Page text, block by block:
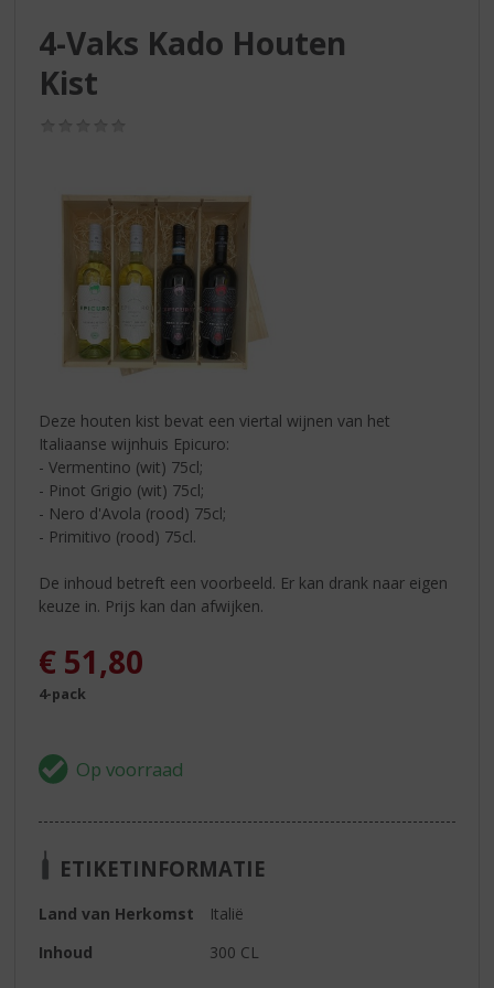
4-Vaks Kado Houten
Kist
Deze houten kist bevat een viertal wijnen van het
Italiaanse wijnhuis Epicuro:
- Vermentino (wit) 75cl;
- Pinot Grigio (wit) 75cl;
- Nero d'Avola (rood) 75cl;
- Primitivo (rood) 75cl.
De inhoud betreft een voorbeeld. Er kan drank naar eigen
keuze in. Prijs kan dan afwijken.
€ 51,80
4-pack
ETIKETINFORMATIE
Land van Herkomst
Italië
Inhoud
300 CL